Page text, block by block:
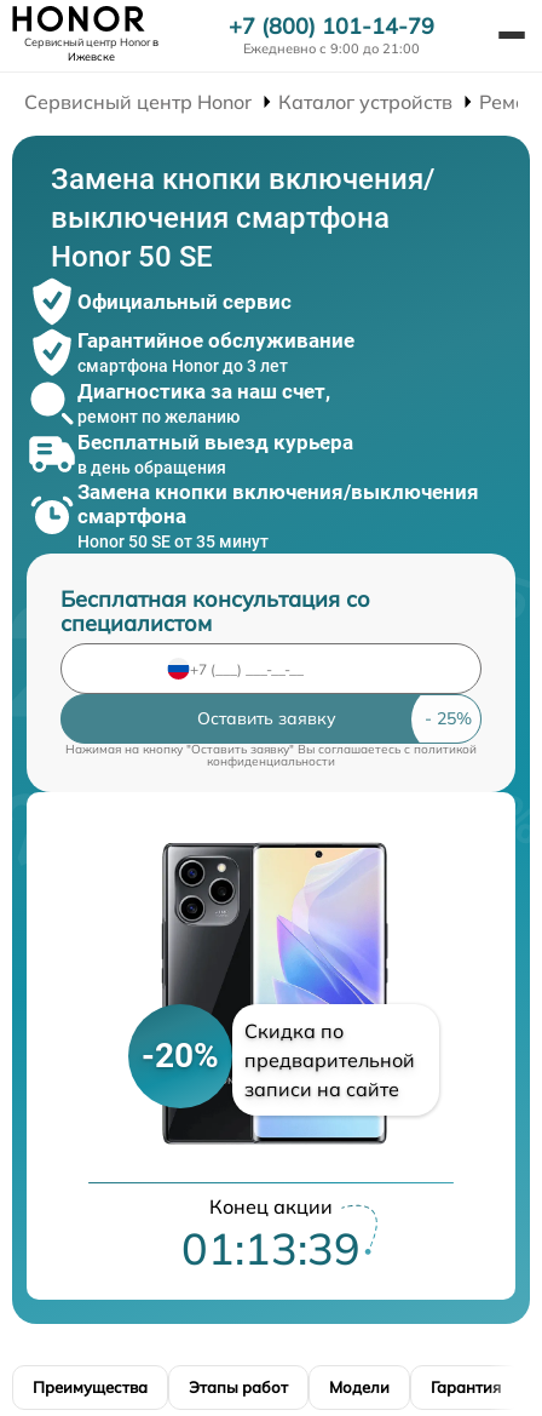
Сервисный центр Honorв
Ижевске
+7 (800) 101-14-79
Ежедневно с 9:00 до 21:00
Сервисный центр Honor Каталог устройств
Замена кнопки включения/
выключения смартфона
Honor 50 SE
Официальный сервис
Гарантийное обслуживание
смартфона Honor до 3 лет
Диагностика за наш счет,
ремонт по желанию
Бесплатный выезд курьера
в день обращения
Замена кнопки включения/выключения
смартфона
Honor 50 SE от 35 минут
Бесплатная консультация со
специалистом
Оставить заявку
Нажимая на кнопку "Оставить заявку" Вы соглашаетесь cполитикой
конфиденциальности
-20%
Скидка по
предварительной
записи на сайте
Конец акции
01:13:38
Преимущества Этапы работ Модели Гарантия